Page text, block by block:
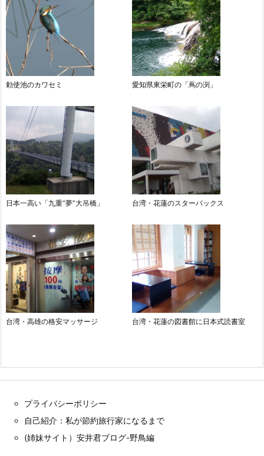
勅使池のカワセミ 愛知県東栄町の「蔦の渕」
日本一高い「九重“夢”大吊橋」 台湾・花蓮のスターバックス
台湾・高雄の格安マッサージ 台湾・花蓮の図書館に日本式読書室
プライバシーポリシー
自己紹介：私が節約旅行家になるまで
(姉妹サイト）安井君ブログ-野鳥編